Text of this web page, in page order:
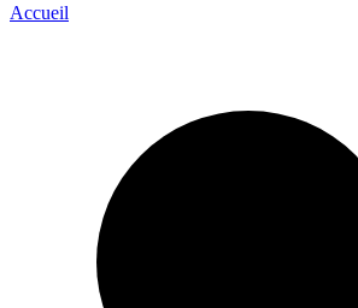
Accueil